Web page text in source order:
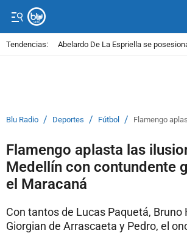
Tendencias: Abelardo De La Espriella se
Blu Radio / Deportes / Fútbol / Flamengo
Flamengo aplasta las
Medellín con contundente
el Maracaná
Con tantos de Lucas Paquetá, Bruno
Giorgian de Arrascaeta y Pedro, el